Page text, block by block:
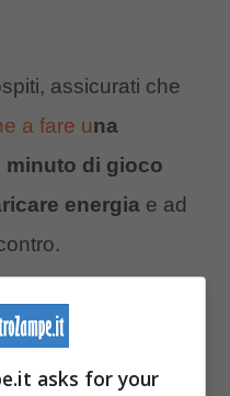
assicurati che
a fare una
minuto di gioco
energia e ad
asks for your